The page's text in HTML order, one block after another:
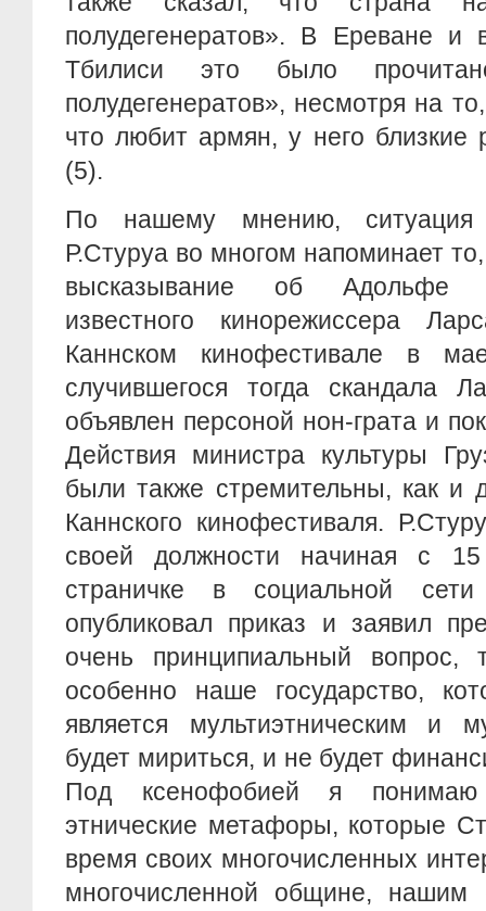
полудегенератов». В Ереване и
Тбилиси это было
полудегенератов», несмотря на
что любит армян, у него близкие
(5).
По нашему мнению, ситуация
Р.Стуруа во многом напоминает
высказывание об Адольфе
известного кинорежиссера
Каннском кинофестивале в
случившегося тогда скандала
объявлен персоной нон-грата и
Действия министра культуры
были также стремительны, как и
Каннского кинофестиваля.
своей должности начиная с
страничке в социальной
опубликовал приказ и заявил
очень принципиальный вопрос,
особенно наше государство,
является мультиэтническим и
будет мириться, и не будет
Под ксенофобией я понимаю
этнические метафоры, которые
время своих многочисленных
многочисленной общине,